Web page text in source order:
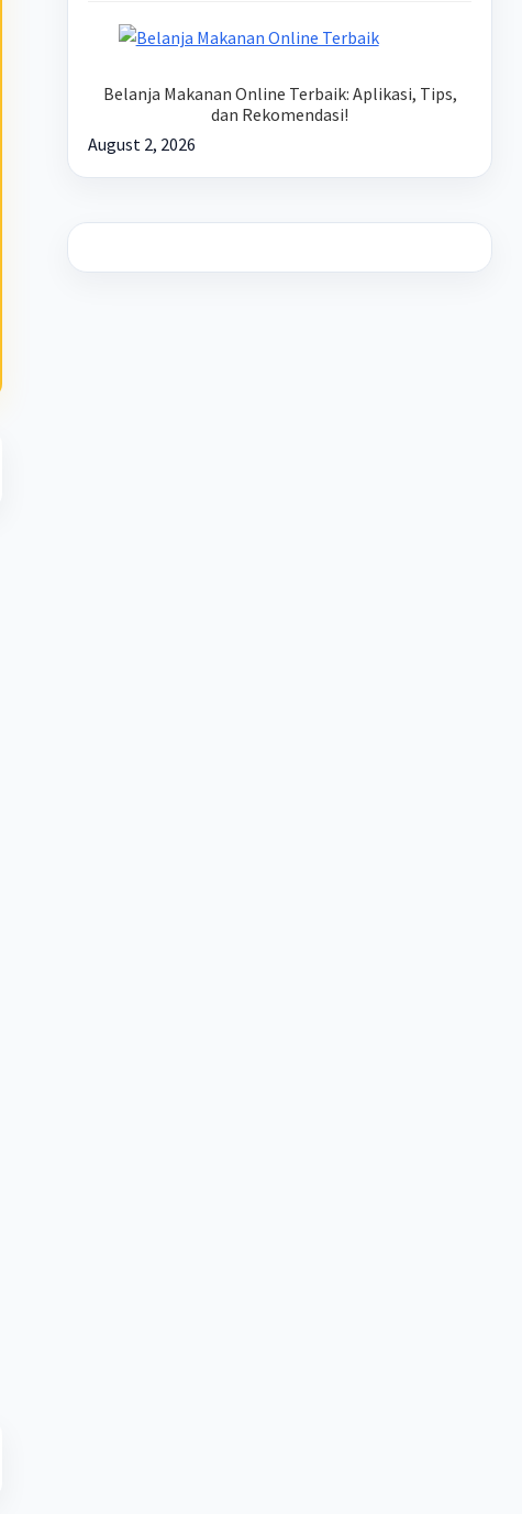
Belanja Makanan Online Terbaik: Aplikasi, Tips,
dan Rekomendasi!
August 2, 2026